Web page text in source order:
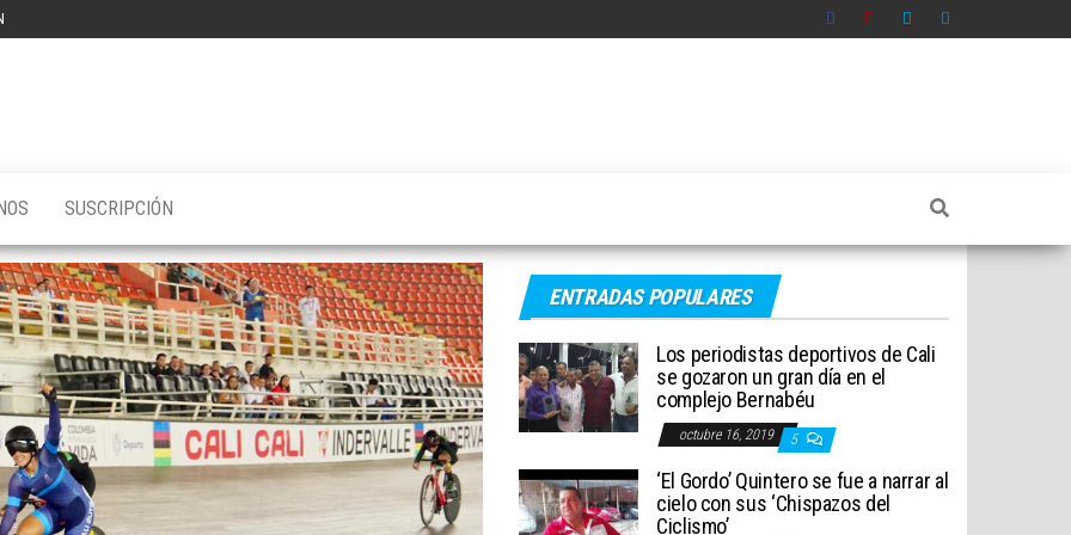
SUSCRIPCIÓN
ENTRADAS POPULARES
Los periodistas deportivos de Cali
se gozaron un gran día en el
complejo Bernabéu
octubre 16, 2019 5
‘El Gordo’ Quintero se fue a narrar al
cielo con sus ‘Chispazos del
Ciclismo’